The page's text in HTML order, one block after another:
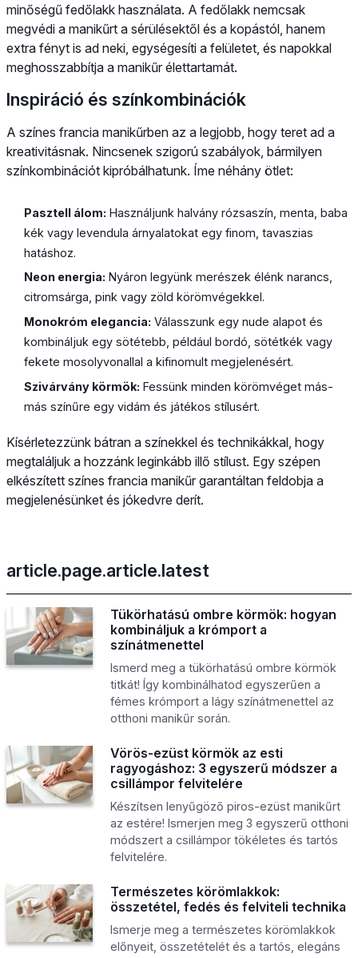
minőségű fedőlakk használata. A fedőlakk nemcsak
megvédi a manikűrt a sérülésektől és a kopástól, hanem
extra fényt is ad neki, egységesíti a felületet, és napokkal
meghosszabbítja a manikűr élettartamát.
Inspiráció és színkombinációk
A színes francia manikűrben az a legjobb, hogy teret ad a
kreativitásnak. Nincsenek szigorú szabályok, bármilyen
színkombinációt kipróbálhatunk. Íme néhány ötlet:
Pasztell álom: Használjunk halvány rózsaszín, menta, baba
kék vagy levendula árnyalatokat egy finom, tavaszias
hatáshoz.
Neon energia: Nyáron legyünk merészek élénk narancs,
citromsárga, pink vagy zöld körömvégekkel.
Monokróm elegancia: Válasszunk egy nude alapot és
kombináljuk egy sötétebb, például bordó, sötétkék vagy
fekete mosolyvonallal a kifinomult megjelenésért.
Szivárvány körmök: Fessünk minden körömvéget más-
más színűre egy vidám és játékos stílusért.
Kísérletezzünk bátran a színekkel és technikákkal, hogy
megtaláljuk a hozzánk leginkább illő stílust. Egy szépen
elkészített színes francia manikűr garantáltan feldobja a
megjelenésünket és jókedvre derít.
article.page.article.latest
Tükörhatású ombre körmök: hogyan
kombináljuk a krómport a
színátmenettel
Ismerd meg a tükörhatású ombre körmök
titkát! Így kombinálhatod egyszerűen a
fémes krómport a lágy színátmenettel az
otthoni manikűr során.
Vörös-ezüst körmök az esti
ragyogáshoz: 3 egyszerű módszer a
csillámpor felvitelére
Készítsen lenyűgöző piros-ezüst manikűrt
az estére! Ismerjen meg 3 egyszerű otthoni
módszert a csillámpor tökéletes és tartós
felvitelére.
Természetes körömlakkok:
összetétel, fedés és felviteli technika
Ismerje meg a természetes körömlakkok
előnyeit, összetételét és a tartós, elegáns